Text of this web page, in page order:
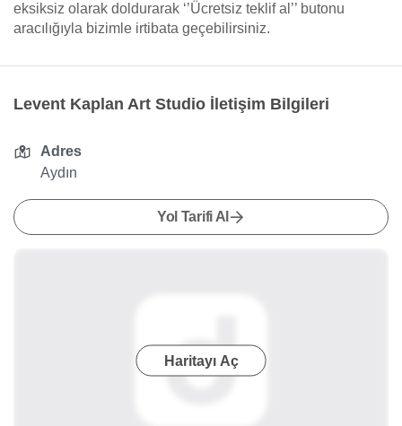
eksiksiz olarak doldurarak ‘’Ücretsiz teklif al’’ butonu
aracılığıyla bizimle irtibata geçebilirsiniz.
Levent Kaplan Art Studio İletişim Bilgileri
Adres
Aydın
Yol Tarifi Al
Haritayı Aç